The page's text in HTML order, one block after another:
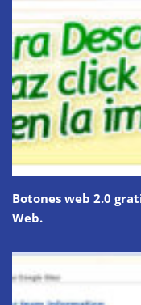
Botones web 2.0
Web.